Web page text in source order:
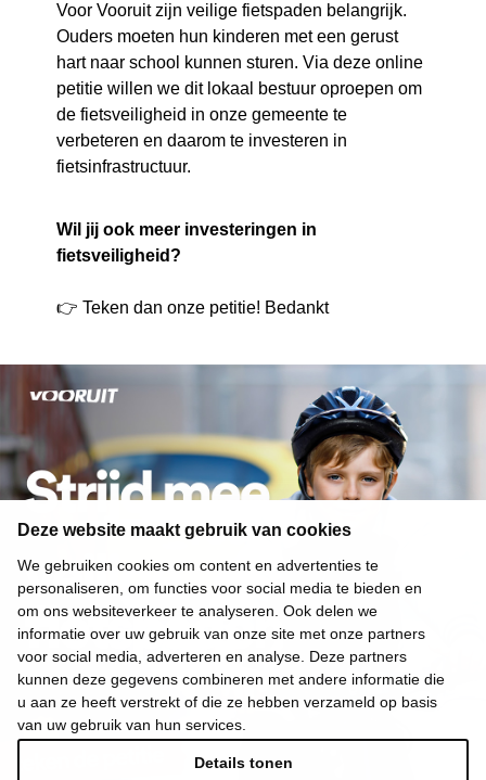
Deze website maakt gebruik van cookies
We gebruiken cookies om content en advertenties te
personaliseren, om functies voor social media te bieden en
om ons websiteverkeer te analyseren. Ook delen we
informatie over uw gebruik van onze site met onze partners
voor social media, adverteren en analyse. Deze partners
kunnen deze gegevens combineren met andere informatie die
u aan ze heeft verstrekt of die ze hebben verzameld op basis
van uw gebruik van hun services.
Details tonen
Voor Vooruit zijn veilige fietspaden belangrijk.
Ouders moeten hun kinderen met een gerust
hart naar school kunnen sturen. Via deze online
petitie willen we dit lokaal bestuur oproepen om
de fietsveiligheid in onze gemeente te
verbeteren en daarom te investeren in
fietsinfrastructuur.
Wil jij ook meer investeringen in
fietsveiligheid?
👉 Teken dan onze petitie! Bedankt